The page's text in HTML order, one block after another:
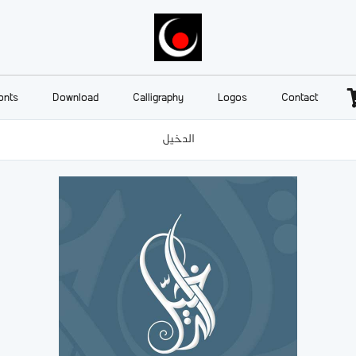
Download Calligraphy Logos Contact
الدخيل